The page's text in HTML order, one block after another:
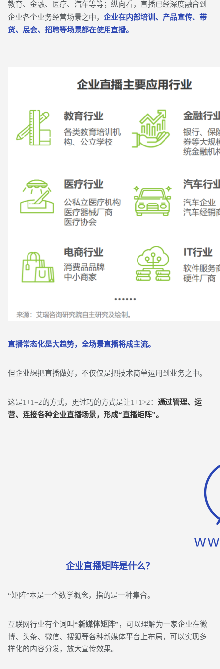
教育、金融、医疗、汽车等等；纵向看，直播已经深度融合到
企业各个业务经营场景之中， 企业在内部培训、产品宣传、带
货、展会、招聘等场景都在使用直播。
直播常态化是大趋势，全场景直播将成主流。
但企业想把直播做好，不仅仅是把技术简单运用到业务之中。
这是1+1=2的方式，更讨巧的方式是让1+1>2： 通过管理、运
营、连接各种企业直播场景，形成“直播矩阵”。
企业直播矩阵是什么？
“矩阵”本是一个数学概念，指的是一种集合。
互联网行业有个词叫“新媒体矩阵”，可以理解为一家企业在微
博、头条、微信、搜狐等各种新媒体平台上布局，可以实现多
样化的内容分发，放大宣传效果。